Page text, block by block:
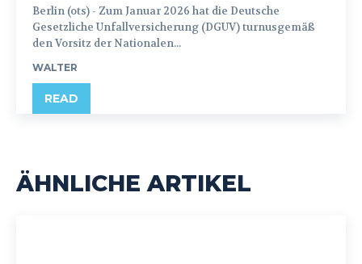
Berlin (ots) - Zum Januar 2026 hat die Deutsche
Gesetzliche Unfallversicherung (DGUV) turnusgemäß
den Vorsitz der Nationalen...
WALTER
READ
ÄHNLICHE ARTIKEL